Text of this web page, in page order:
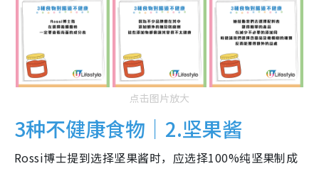
点击图片放大
3种不健康食物｜2.坚果酱
Rossi博士提到选择坚果酱时，应选择100%纯坚果制成